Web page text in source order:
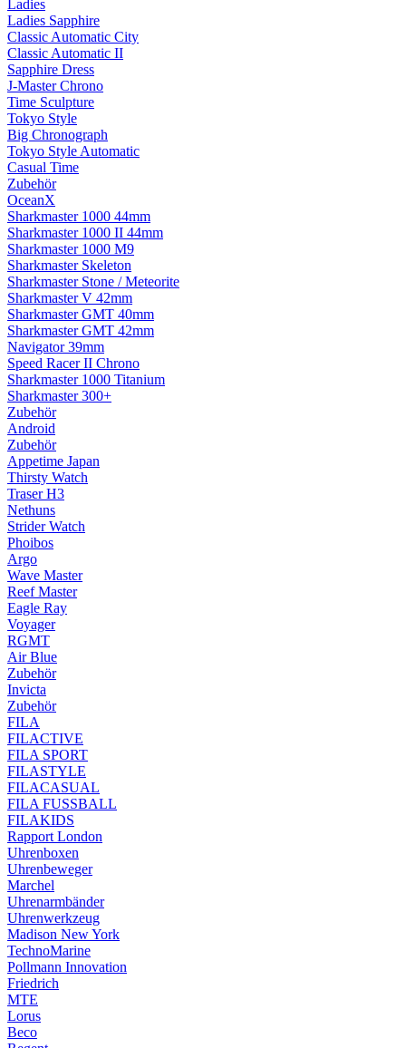
Ladies
Ladies Sapphire
Classic Automatic City
Classic Automatic II
Sapphire Dress
J-Master Chrono
Time Sculpture
Tokyo Style
Big Chronograph
Tokyo Style Automatic
Casual Time
Zubehör
OceanX
Sharkmaster 1000 44mm
Sharkmaster 1000 II 44mm
Sharkmaster 1000 M9
Sharkmaster Skeleton
Sharkmaster Stone / Meteorite
Sharkmaster V 42mm
Sharkmaster GMT 40mm
Sharkmaster GMT 42mm
Navigator 39mm
Speed Racer II Chrono
Sharkmaster 1000 Titanium
Sharkmaster 300+
Zubehör
Android
Zubehör
Appetime Japan
Thirsty Watch
Traser H3
Nethuns
Strider Watch
Phoibos
Argo
Wave Master
Reef Master
Eagle Ray
Voyager
RGMT
Air Blue
Zubehör
Invicta
Zubehör
FILA
FILACTIVE
FILA SPORT
FILASTYLE
FILACASUAL
FILA FUSSBALL
FILAKIDS
Rapport London
Uhrenboxen
Uhrenbeweger
Marchel
Uhrenarmbänder
Uhrenwerkzeug
Madison New York
TechnoMarine
Pollmann Innovation
Friedrich
MTE
Lorus
Beco